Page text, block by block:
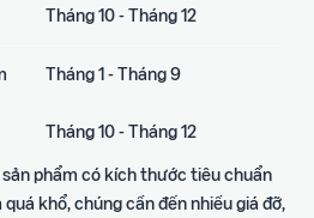
Tháng 10 - Tháng 12
Tháng 1 - Tháng 9
Tháng 10 - Tháng 12
phẩm có kích thước tiêu chuẩn
khổ, chúng cần đến nhiều giá đỡ,